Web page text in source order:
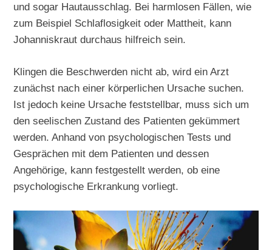
und sogar Hautausschlag. Bei harmlosen Fällen, wie
zum Beispiel Schlaflosigkeit oder Mattheit, kann
Johanniskraut durchaus hilfreich sein.
Klingen die Beschwerden nicht ab, wird ein Arzt
zunächst nach einer körperlichen Ursache suchen.
Ist jedoch keine Ursache feststellbar, muss sich um
den seelischen Zustand des Patienten gekümmert
werden. Anhand von psychologischen Tests und
Gesprächen mit dem Patienten und dessen
Angehörige, kann festgestellt werden, ob eine
psychologische Erkrankung vorliegt.